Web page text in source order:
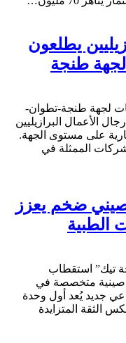
يطلعون
لجهة طنجة
لجهة طنجة-تطوان-
الأعمال البرازيليين
على مستوى الجهة.
الممثلة في
ضخم يعزز
الطبية
تيك” استقطاب
صينية متخصصة في
جديد يُعد أول وحدة
الثقة المتزايدة